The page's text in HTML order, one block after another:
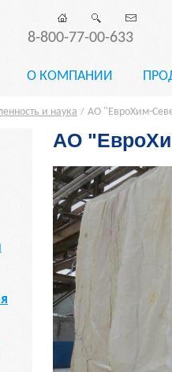
8-800-77-00-633
О КОМПАНИИ
и наука / АО "ЕвроХим-
АО